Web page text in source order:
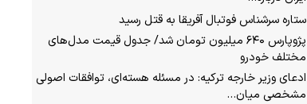
ستاره سرشناس فوتبال آفریقا به قتل رسید
پژوپارس ۶۴۰ میلیون تومان شد/ جدول قیمت مدل‌های
مختلف خودرو
ادعای وزیر خارجه ترکیه: در مسئله هسته‌ای، توافقات اصولی
مشخصی میان…